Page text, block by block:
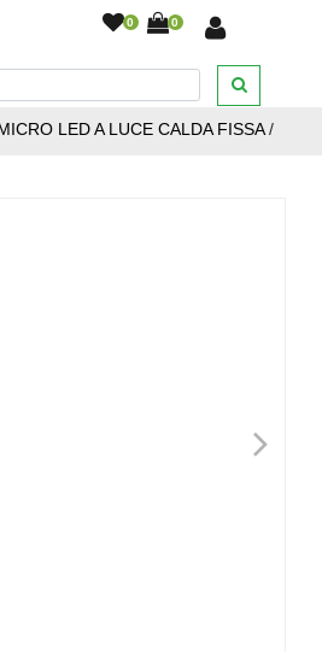
0 0
NATALIZI/STELLE LUMINOSE E
/STELLA LUMINOSA IN
LED A LUCE CALDA FISSA/
>